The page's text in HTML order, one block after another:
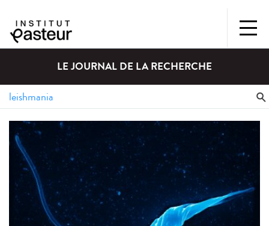
LE JOURNAL DE LA RECHERCHE